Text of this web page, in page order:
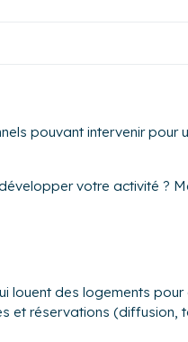
pouvant intervenir pour
votre activité ?
louent des logements
et réservations (diffusion,